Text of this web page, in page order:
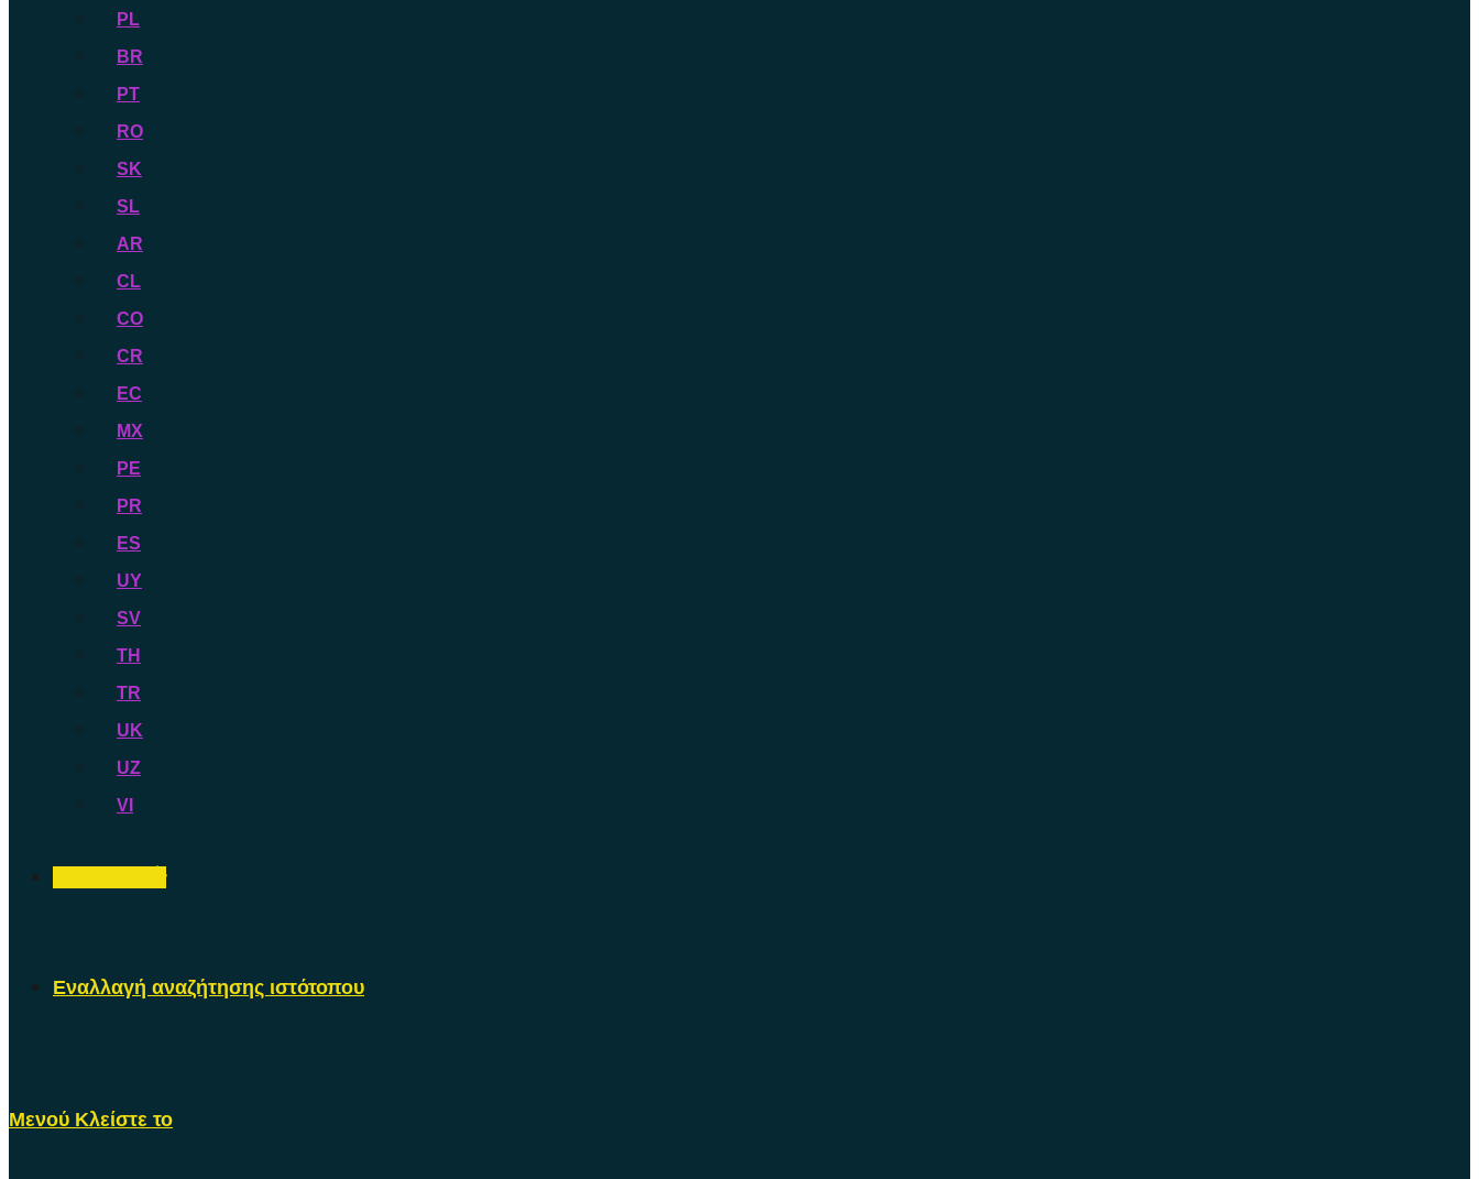
PL
BR
PT
RO
SK
SL
AR
CL
CO
CR
EC
MX
PE
PR
ES
UY
SV
TH
TR
UK
UZ
VI
Εναλλαγή αναζήτησης ιστότοπου
Μενού Κλείστε το